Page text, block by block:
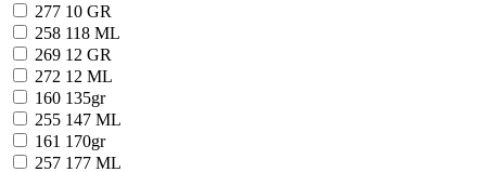
277 10 GR
258 118 ML
269 12 GR
272 12 ML
160 135gr
255 147 ML
161 170gr
257 177 ML